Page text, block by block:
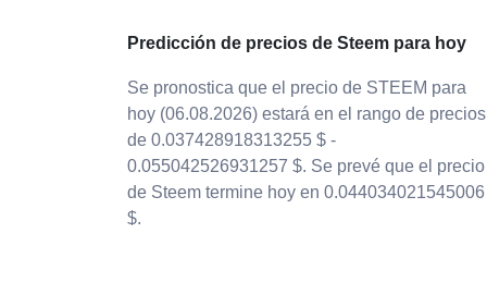
Predicción de precios de Steem para hoy
Se pronostica que el precio de STEEM para
hoy (06.08.2026) estará en el rango de precios
de 0.037428918313255 $ -
0.055042526931257 $. Se prevé que el precio
de Steem termine hoy en 0.044034021545006
$.